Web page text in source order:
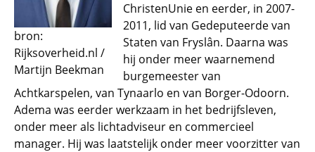
bron:
Rijksoverheid.nl /
Martijn Beekman
ChristenUnie en eerder, in 2007-
2011, lid van Gedeputeerde van
Staten van Fryslân. Daarna was
hij onder meer waarnemend
burgemeester van
Achtkarspelen, van Tynaarlo en van Borger-Odoorn.
Adema was eerder werkzaam in het bedrijfsleven,
onder meer als lichtadviseur en commercieel
manager. Hij was laatstelijk onder meer voorzitter van